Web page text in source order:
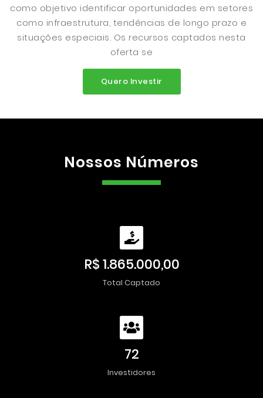
como objetivo identificar oportunidades em setores
como infraestrutura, tendências de longo prazo e
situações especiais. Os recursos captados nesta
oferta se
Quero Investir
Nossos Números
R$ 1.865.000,00
Total Captado
72
Investidores